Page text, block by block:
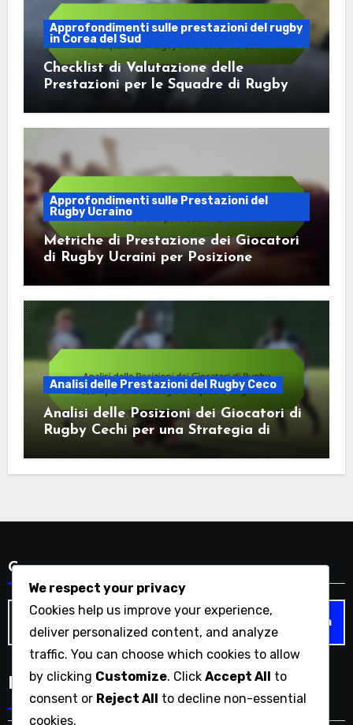
Approfondimenti sulle prestazioni del rugby
in Corea del Sud
Checklist di Valutazione delle
Prestazioni per le Squadre di Rugby
Approfondimenti sulle Prestazioni del
Rugby Ucraino
Metriche di Prestazione dei Giocatori
di Rugby Ucraini per Posizione
Analisi delle Prestazioni del Rugby Ceco
Analisi delle Posizioni dei Giocatori di
Rugby Cechi per una Strategia di
Cerca
Search
Language
We respect your privacy
Cookies help us improve your experience,
deliver personalized content, and analyze
traffic. You can choose which cookies to allow
by clicking Customize. Click Accept All to
consent or Reject All to decline non-essential
cookies.